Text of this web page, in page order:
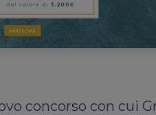
concorso con cui